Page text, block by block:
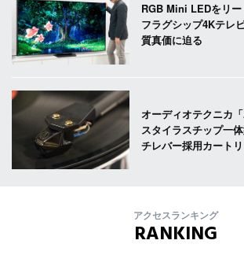
RGB Mini LEDをリ
フラグシップ4Kテレ
質真価に迫る
オーディオテクニカ「
スタイラスチップ一
チレバー採用カート
アクセスランキング
RANKING